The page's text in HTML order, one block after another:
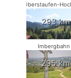
Oberstaufen-
293 km
Imbergbahn
295 km